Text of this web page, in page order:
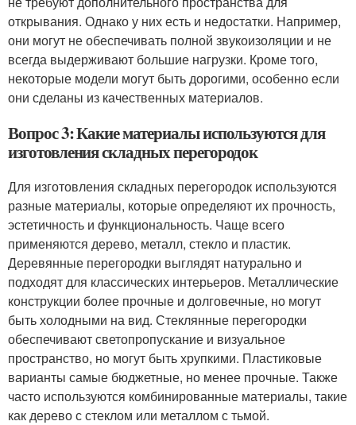
открывания. Однако у них есть и недостатки. Например,
они могут не обеспечивать полной звукоизоляции и не
всегда выдерживают большие нагрузки. Кроме того,
некоторые модели могут быть дорогими, особенно если
они сделаны из качественных материалов.
Вопрос 3: Какие материалы используются для
изготовления складных перегородок
Для изготовления складных перегородок используются
разные материалы, которые определяют их прочность,
эстетичность и функциональность. Чаще всего
применяются дерево, металл, стекло и пластик.
Деревянные перегородки выглядят натурально и
подходят для классических интерьеров. Металлические
конструкции более прочные и долговечные, но могут
быть холодными на вид. Стеклянные перегородки
обеспечивают светопропускание и визуальное
пространство, но могут быть хрупкими. Пластиковые
варианты самые бюджетные, но менее прочные. Также
часто используются комбинированные материалы, такие
как дерево с стеклом или металлом с тьмой.